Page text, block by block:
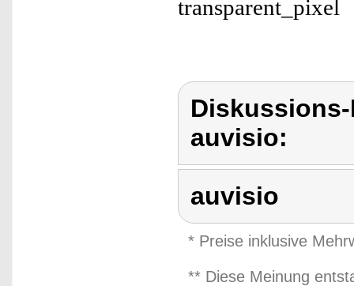
auvisio:
auvisio
* Preise inklusive
** Diese Meinung